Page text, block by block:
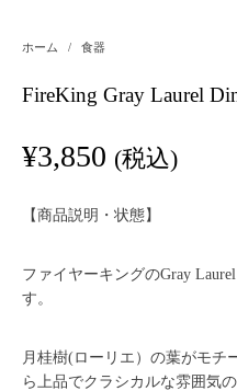
ホーム / 食器
FireKing Gray Laurel
¥3,850 (税込)
【商品説明・状態】
ファイヤーキングのGray
す。
月桂樹(ローリエ）の葉がモチ
ら上品でクラシカルな雰囲気